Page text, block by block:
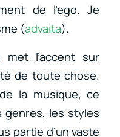
de l’ego. Je
(advaita).
l’accent sur
de toute chose.
la musique, ce
genres, les styles
partie d’un vaste